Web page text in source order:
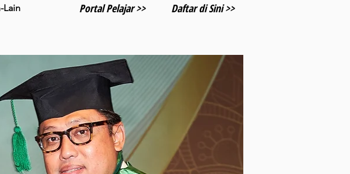
Lain Portal Pelajar >> Daftar di Sini >>